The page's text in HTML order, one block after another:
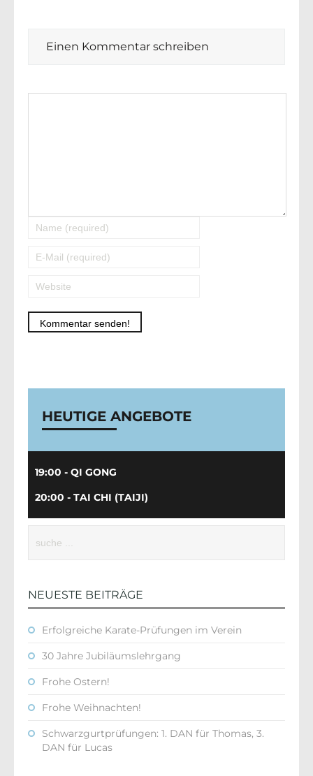
Einen Kommentar schreiben
HEUTIGE ANGEBOTE
19:00 - QI GONG
20:00 - TAI CHI (TAIJI)
NEUESTE BEITRÄGE
Erfolgreiche Karate-Prüfungen im Verein
30 Jahre Jubiläumslehrgang
Frohe Ostern!
Frohe Weihnachten!
Schwarzgurtprüfungen: 1. DAN für Thomas, 3.
DAN für Lucas